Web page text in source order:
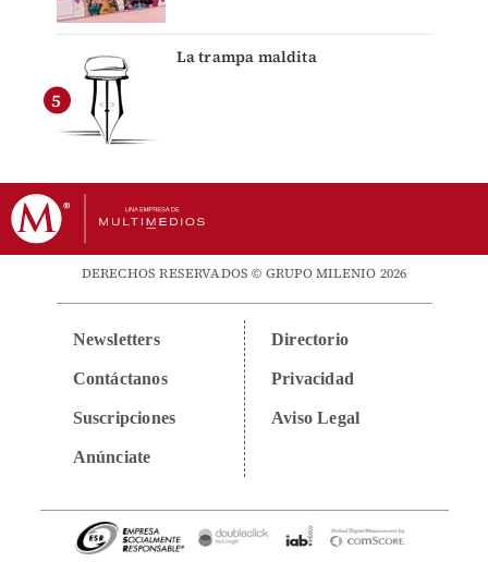
La trampa maldita
DERECHOS RESERVADOS © GRUPO MILENIO 2026
Newsletters
Contáctanos
Suscripciones
Anúnciate
Directorio
Privacidad
Aviso Legal